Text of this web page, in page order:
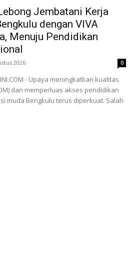
Jembatani Kerja
dengan VIVA
Menuju Pendidikan
2026 0
- Upaya meningkatkan kualitas
dan memperluas akses pendidikan
muda Bengkulu terus diperkuat. Salah